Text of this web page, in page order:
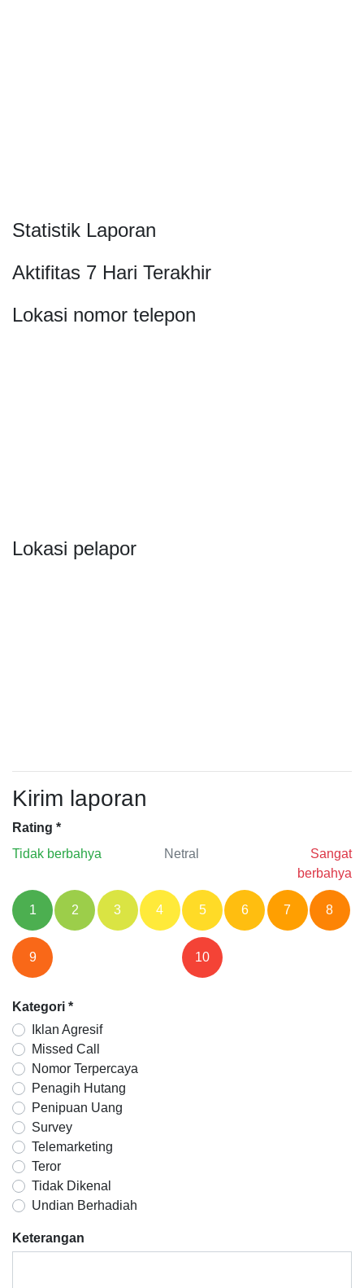
Statistik Laporan
Aktifitas 7 Hari Terakhir
Lokasi nomor telepon
Lokasi pelapor
Kirim laporan
Rating *
Tidak berbahya
Netral
Sangat
berbahya
1 2 3 4 5 6 7 8
9 10
Kategori *
Iklan Agresif
Missed Call
Nomor Terpercaya
Penagih Hutang
Penipuan Uang
Survey
Telemarketing
Teror
Tidak Dikenal
Undian Berhadiah
Keterangan